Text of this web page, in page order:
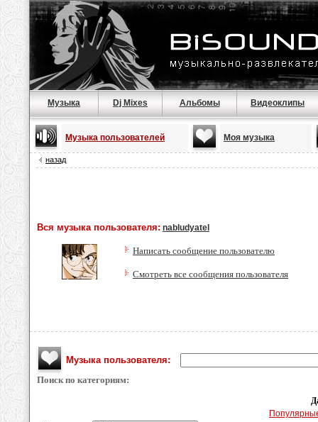
Музыка Dj Mixes Альбомы Видеоклипы
Музыка пользователей Моя музыка
назад
Вся музыка пользователя: nabludyatel
Написать сообщение пользователю
Смотреть все сообщения пользователя
Музыка пользователя:
Поиск по категориям: